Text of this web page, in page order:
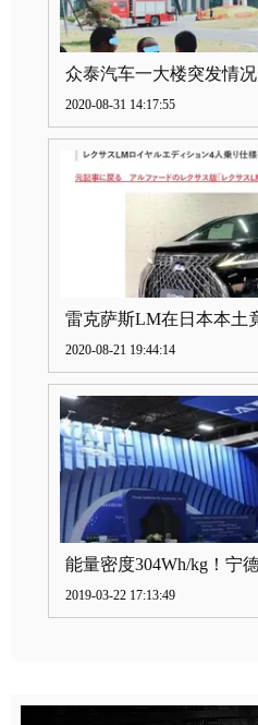
众泰汽车一大楼突发情况
2020-08-31 14:17:55
2020-08-21 19:44:14
2019-03-22 17:13:49